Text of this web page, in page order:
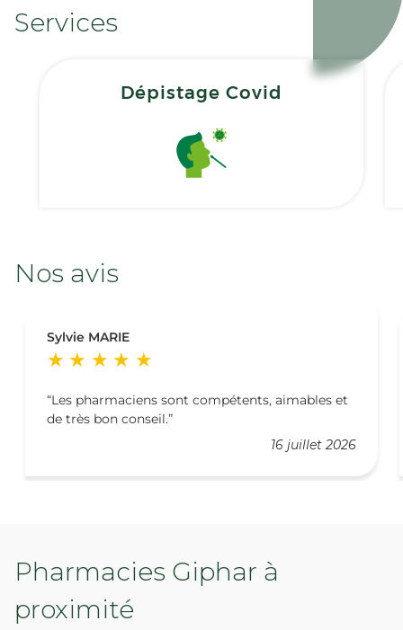
Services
Dépistage Covid
Nos avis
Sylvie MARIE
16 juillet 2026
Les pharmaciens sont compétents, aimables et
de très bon conseil.
Pharmacies Giphar à
proximité